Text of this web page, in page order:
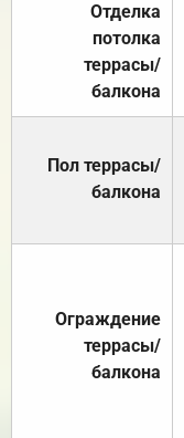
Отделка
потолка
террасы/
балкона
Пол террасы/
балкона
Ограждение
террасы/
балкона